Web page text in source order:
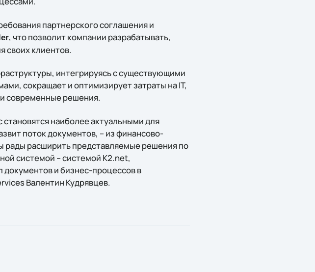
партнерского соглашения и
, что позволит компании разрабатывать,
своих клиентов.
интегрируясь с существующими
сокращает и оптимизирует затраты на IT,
современные решения.
наиболее актуальными для
поток документов, – из финансово-
рады расширить представляемые решения по
системой – системой K2.net,
и бизнес-процессов в
Валентин Кудрявцев.